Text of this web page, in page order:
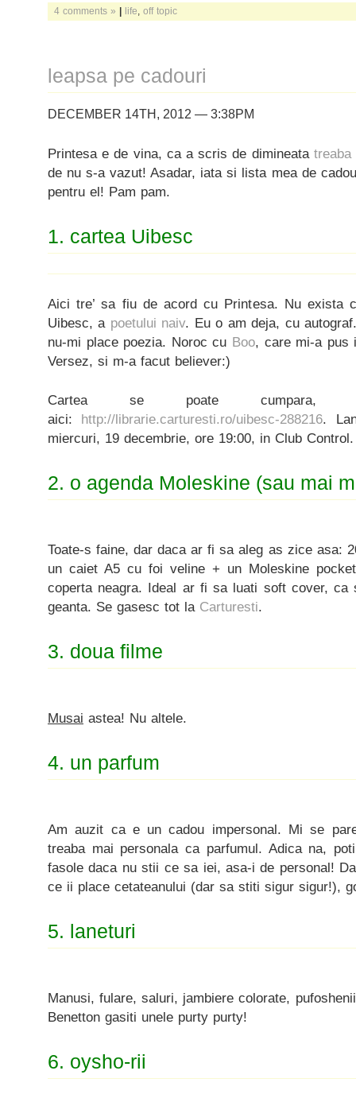
4 comments » | life off topic
leapsa pe cadouri
DECEMBER 14TH, 2012 — 3:38PM
Printesa e de vina, ca a scris de dimineata treaba
de nu s-a vazut! Asadar, iata si lista mea de
pentru el! Pam pam.
1. cartea Uibesc
Aici tre’ sa fiu de acord cu Printesa. Nu exista
Uibesc, a poetului naiv. Eu o am deja, cu
nu-mi place poezia. Noroc cu Boo, care mi-a pus
Versez, si m-a facut believer:)
Cartea se poate cumpara,
aici: http://librarie.carturesti.ro/uibesc-288216.
miercuri, 19 decembrie, ore 19:00, in Club
2. o agenda Moleskine (sau mai
Toate-s faine, dar daca ar fi sa aleg as zice asa:
un caiet A5 cu foi veline + un Moleskine
coperta neagra. Ideal ar fi sa luati soft cover, ca
geanta. Se gasesc tot la Carturesti.
3. doua filme
Musai astea! Nu altele.
4. un parfum
Am auzit ca e un cadou impersonal. Mi se
treaba mai personala ca parfumul. Adica na,
fasole daca nu stii ce sa iei, asa-i de personal!
ce ii place cetateanului (dar sa stiti sigur sigur!),
5. laneturi
Manusi, fulare, saluri, jambiere colorate,
Benetton gasiti unele purty purty!
6. oysho-rii